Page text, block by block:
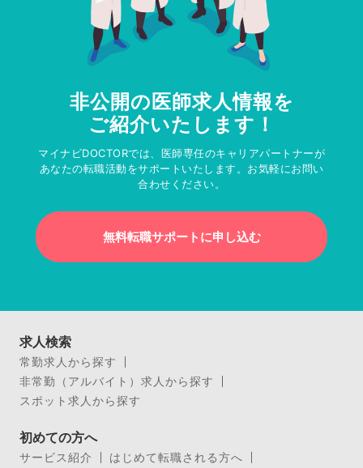
非公開の医師求人情報を
ご紹介いたします！
マイナビDOCTORでは、医師専任のキャリアパートナーが
あなたの転職活動をサポートいたします。お気軽にお問い
合わせください。
無料転職サポートに申し込む
求人検索
常勤求人から探す
非常勤（アルバイト）求人から探す
スポット求人から探す
初めての方へ
サービス紹介
はじめて転職される方へ